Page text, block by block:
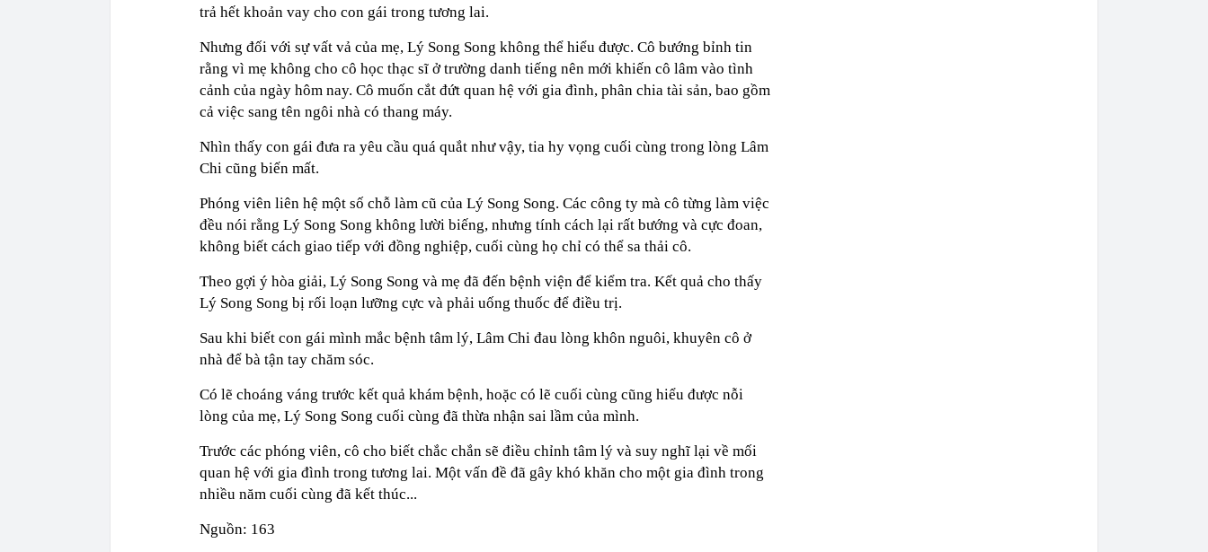
trả hết khoản vay cho con gái trong tương lai.
Nhưng đối với sự vất vả của mẹ, Lý Song Song không thể hiểu được. Cô bướng bỉnh tin
rằng vì mẹ không cho cô học thạc sĩ ở trường danh tiếng nên mới khiến cô lâm vào tình
cảnh của ngày hôm nay. Cô muốn cắt đứt quan hệ với gia đình, phân chia tài sản, bao gồm
cả việc sang tên ngôi nhà có thang máy.
Nhìn thấy con gái đưa ra yêu cầu quá quắt như vậy, tia hy vọng cuối cùng trong lòng Lâm
Chi cũng biến mất.
Phóng viên liên hệ một số chỗ làm cũ của Lý Song Song. Các công ty mà cô từng làm việc
đều nói rằng Lý Song Song không lười biếng, nhưng tính cách lại rất bướng và cực đoan,
không biết cách giao tiếp với đồng nghiệp, cuối cùng họ chỉ có thể sa thải cô.
Theo gợi ý hòa giải, Lý Song Song và mẹ đã đến bệnh viện để kiểm tra. Kết quả cho thấy
Lý Song Song bị rối loạn lưỡng cực và phải uống thuốc để điều trị.
Sau khi biết con gái mình mắc bệnh tâm lý, Lâm Chi đau lòng khôn nguôi, khuyên cô ở
nhà để bà tận tay chăm sóc.
Có lẽ choáng váng trước kết quả khám bệnh, hoặc có lẽ cuối cùng cũng hiểu được nỗi
lòng của mẹ, Lý Song Song cuối cùng đã thừa nhận sai lầm của mình.
Trước các phóng viên, cô cho biết chắc chắn sẽ điều chỉnh tâm lý và suy nghĩ lại về mối
quan hệ với gia đình trong tương lai. Một vấn đề đã gây khó khăn cho một gia đình trong
nhiều năm cuối cùng đã kết thúc...
Nguồn: 163